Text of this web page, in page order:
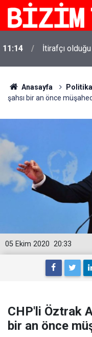
11:14 İtirafçı
11:10 Yusuf Tekin
Anasayfa Politika
şahsı bir an önce
20:33
05 Ekim 2020
CHP'li Öztrak
bir an önce